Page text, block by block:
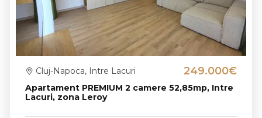
Apartament PREMIUM 2 camere 52,85mp, Intre
Lacuri, zona Leroy
Cluj-Napoca, Intre Lacuri 249.000€